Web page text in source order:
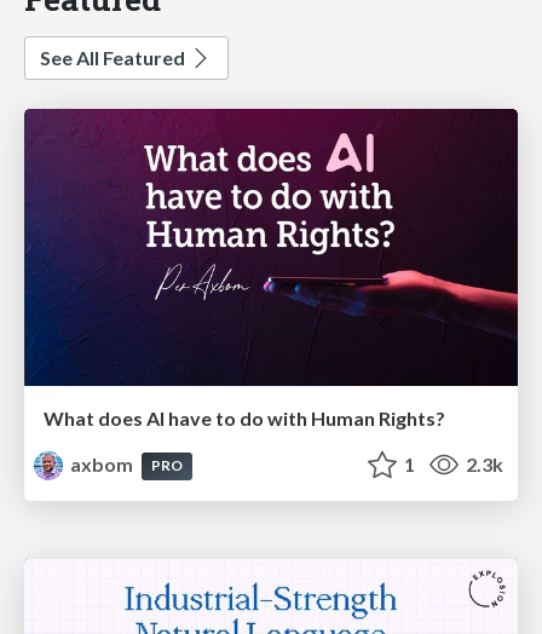
See All Featured
What does AI have to do with Human Rights?
axbom
PRO 1 2.3k